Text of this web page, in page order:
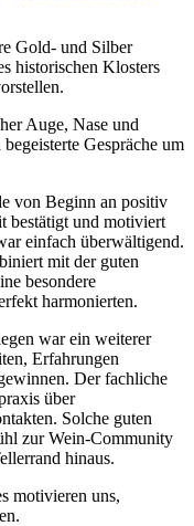
Gold- und Silber
historischen Klosters
Auge, Nase und
Gespräche um
von Beginn an positiv
bestätigt und motiviert
einfach überwältigend.
mit der guten
besondere
harmonierten.
war ein weiterer
Erfahrungen
Der fachliche
über
Solche guten
zur Wein-Community
hinaus.
motivieren uns,